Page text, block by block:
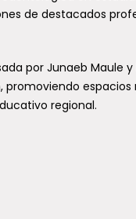
de destacados
por Junaeb Maule
regional.